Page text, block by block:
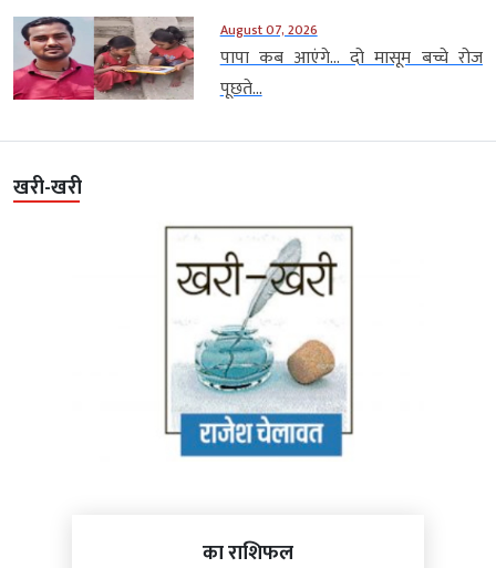
August 07, 2026
पापा कब आएंगे… दो मासूम बच्चे रोज
पूछते...
खरी-खरी
का राशिफल